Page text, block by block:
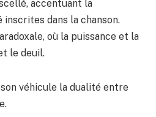
accentuant la
dans la chanson.
où la puissance et la
le deuil.
véhicule la dualité entre